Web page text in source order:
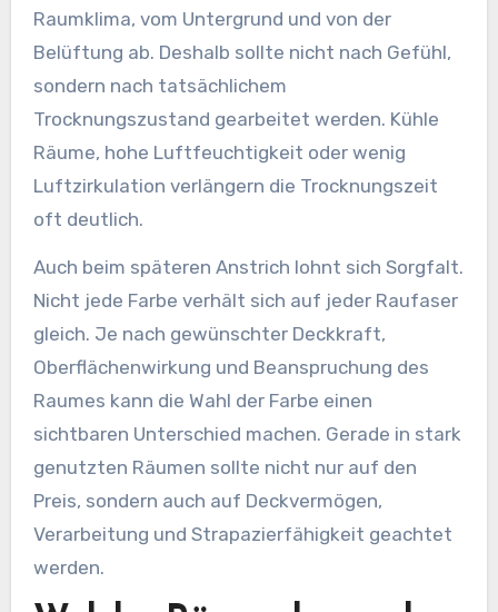
Raumklima, vom Untergrund und von der
Belüftung ab. Deshalb sollte nicht nach Gefühl,
sondern nach tatsächlichem
Trocknungszustand gearbeitet werden. Kühle
Räume, hohe Luftfeuchtigkeit oder wenig
Luftzirkulation verlängern die Trocknungszeit
oft deutlich.
Auch beim späteren Anstrich lohnt sich Sorgfalt.
Nicht jede Farbe verhält sich auf jeder Raufaser
gleich. Je nach gewünschter Deckkraft,
Oberflächenwirkung und Beanspruchung des
Raumes kann die Wahl der Farbe einen
sichtbaren Unterschied machen. Gerade in stark
genutzten Räumen sollte nicht nur auf den
Preis, sondern auch auf Deckvermögen,
Verarbeitung und Strapazierfähigkeit geachtet
werden.